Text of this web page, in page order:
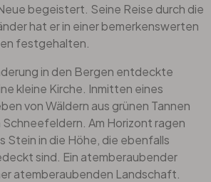
begeistert. Seine Reise durch die
hat er in einer bemerkenswerten
festgehalten.
in den Bergen entdeckte
kleine Kirche. Inmitten eines
von Wäldern aus grünen Tannen
Am Horizont ragen
Stein in die Höhe, die ebenfalls
sind. Ein atemberaubender
atemberaubenden Landschaft.